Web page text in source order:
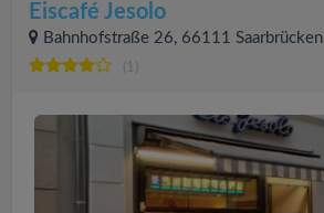
Eiscafé Jesolo
Bahnhofstraße 26, 66111 Saarbrücken
(1)